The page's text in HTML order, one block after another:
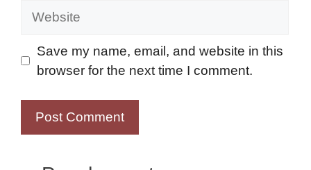
Website
Save my name, email, and website in this
browser for the next time I comment.